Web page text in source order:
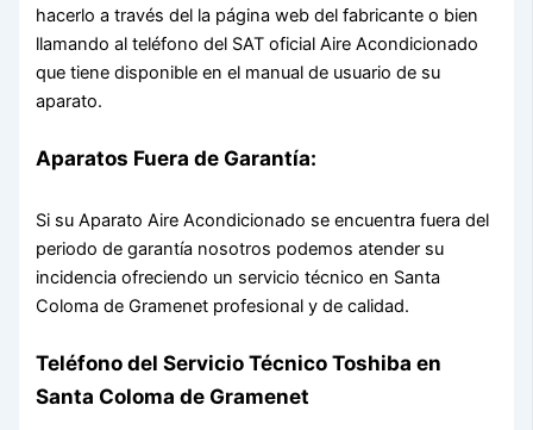
hacerlo a través del la página web del fabricante o bien
llamando al teléfono del SAT oficial Aire Acondicionado
que tiene disponible en el manual de usuario de su
aparato.
Aparatos Fuera de Garantía:
Si su Aparato Aire Acondicionado se encuentra fuera del
periodo de garantía nosotros podemos atender su
incidencia ofreciendo un servicio técnico en Santa
Coloma de Gramenet profesional y de calidad.
Teléfono del Servicio Técnico Toshiba en
Santa Coloma de Gramenet